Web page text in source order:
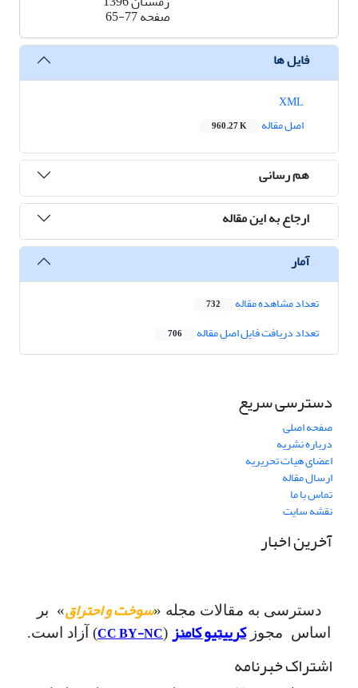
صفحه65-77
فایل ها
اصل مقاله
960.27 K
هم رسانی
ارجاع به این مقاله
آمار
تعداد مشاهده مقاله 732
تعداد دریافت فایل اصل مقاله 706
دسترسی سریع
صفحه اصلی
درباره نشریه
اعضای هیات تحریریه
ارسال مقاله
تماس با ما
نقشه سایت
آخرین اخبار
دسترسی به مقالات مجله «سوخت و احتراق» بر
اساس مجوزکرییتیو کامنز (
CC BY-NC) آزاد است.
اشتراک خبرنامه